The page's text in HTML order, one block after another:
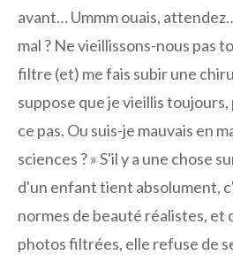
avant… Ummm ouais,
mal ? Ne vieillissons-nous pas
filtre (et) me fais subir une
suppose que je vieillis toujours,
ce pas. Ou suis-je mauvais en
sciences ? » S'il y a une chose
d'un enfant tient absolument,
normes de beauté réalistes, et
photos filtrées, elle refuse de